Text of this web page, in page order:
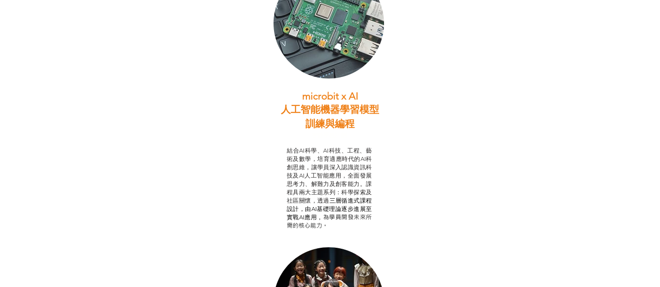
microbit x AI
人工智能機器學習模型
訓練與編程
結合AI科學、AI科技、工程、藝
術及數學，培育適應時代的AI科
創思維，讓學員深入認識資訊科
技及AI人工智能應用，全面發展
思考力、解難力及創客能力。課
程具兩大主題系列：科學探索及
社區關懷，透過 三層循進式課程
設計， 由AI基礎理論逐步進展至
實戰AI應用， 為學員開發未來所
需的核心能力。